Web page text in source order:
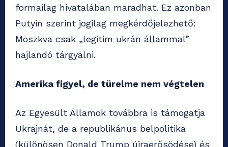
formailag hivatalában maradhat. Ez azonban
Putyin szerint jogilag megkérdőjelezhető:
Moszkva csak „legitim ukrán állammal”
hajlandó tárgyalni.
Amerika figyel, de türelme nem végtelen
Az Egyesült Államok továbbra is támogatja
Ukrajnát, de a republikánus belpolitika
(különösen Donald Trump újraerősödése) és